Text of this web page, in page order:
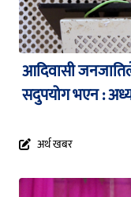
आदिवासी
सदुपयोग भएन :
अर्थ खबर